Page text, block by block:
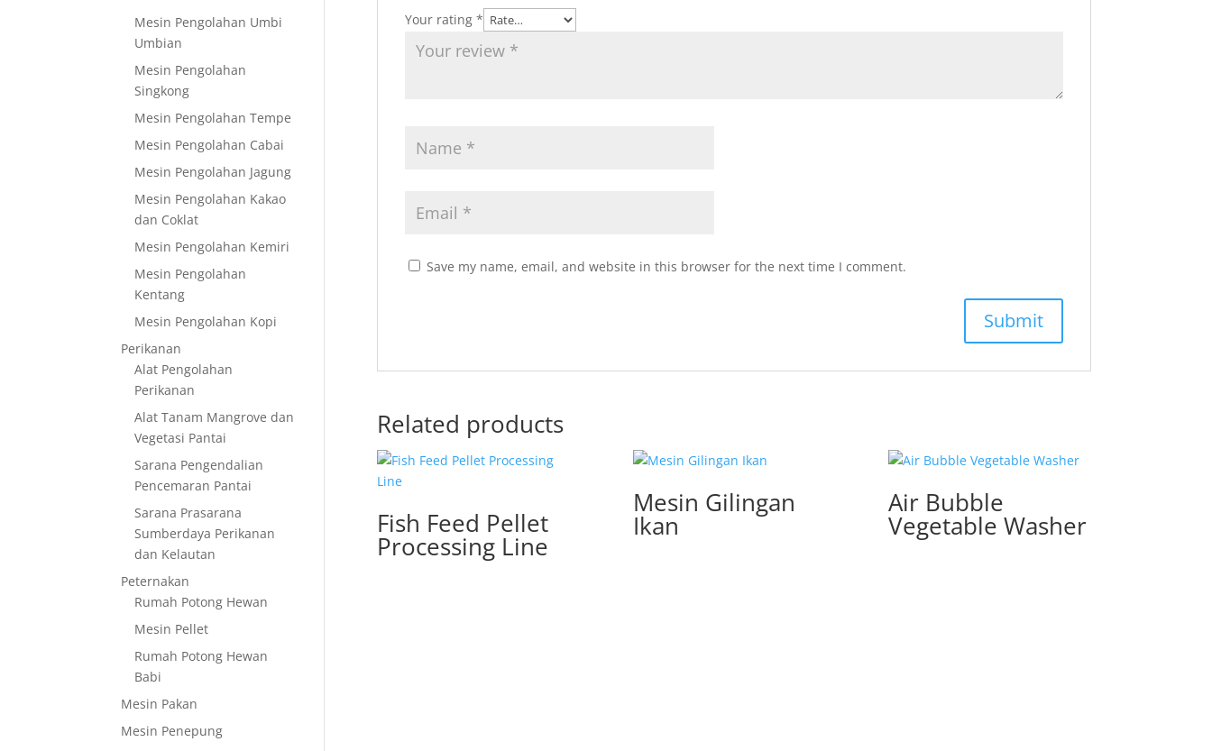
Your rating *
Save my name, email, and website in this browser for the next time I comment.
Related products
Fish Feed Pellet
Processing Line
Mesin Gilingan
Ikan
Air Bubble
Vegetable Washer
Mesin Pengolahan Umbi
Umbian
Mesin Pengolahan
Singkong
Mesin Pengolahan Tempe
Mesin Pengolahan Cabai
Mesin Pengolahan Jagung
Mesin Pengolahan Kakao
dan Coklat
Mesin Pengolahan Kemiri
Mesin Pengolahan
Kentang
Mesin Pengolahan Kopi
Perikanan
Alat Pengolahan
Perikanan
Alat Tanam Mangrove dan
Vegetasi Pantai
Sarana Pengendalian
Pencemaran Pantai
Sarana Prasarana
Sumberdaya Perikanan
dan Kelautan
Peternakan
Rumah Potong Hewan
Mesin Pellet
Rumah Potong Hewan
Babi
Mesin Pakan
Mesin Penepung